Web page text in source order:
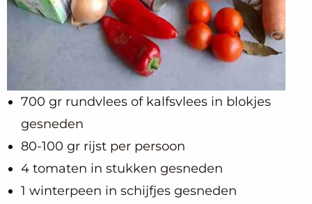
700 gr rundvlees of kalfsvlees in blokjes
gesneden
80-100 gr rijst per persoon
4 tomaten in stukken gesneden
1 winterpeen in schijfjes gesneden